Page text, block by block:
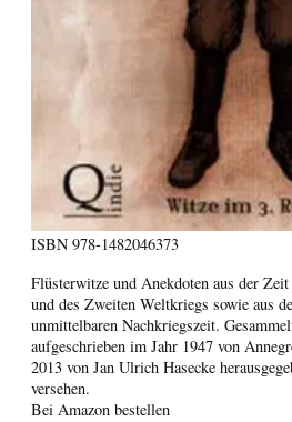
ISBN 978-1482046373
Flüsterwitze und Anekdoten aus der
und des Zweiten Weltkriegs sowie aus
unmittelbaren Nachkriegszeit.
aufgeschrieben im Jahr 1947 von
2013 von Jan Ulrich Hasecke
versehen.
Bei Amazon bestellen